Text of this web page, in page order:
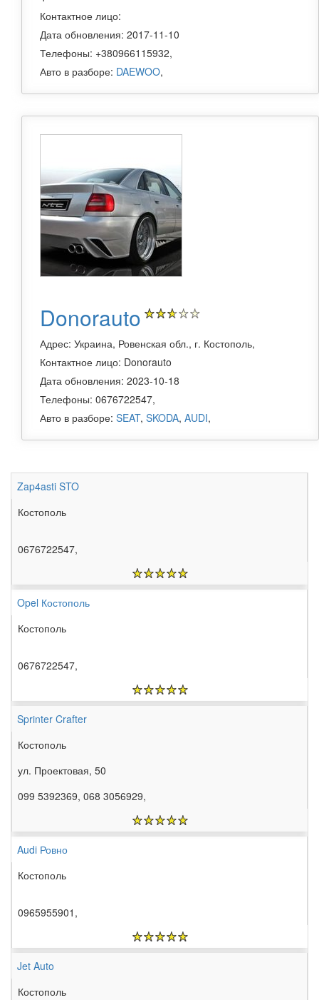
Контактное лицо:
Дата обновления: 2017-11-10
Телефоны: +380966115932,
Авто в разборе: DAEWOO,
Donorauto
Адрес: Украина, Ровенская обл., г. Костополь,
Контактное лицо: Donorauto
Дата обновления: 2023-10-18
Телефоны: 0676722547,
Авто в разборе: SEAT, SKODA, AUDI,
Zap4asti STO
Костополь
0676722547,
Opel Костополь
Костополь
0676722547,
Sprinter Crafter
Костополь
ул. Проектовая, 50
099 5392369, 068 3056929,
Audi Ровно
Костополь
0965955901,
Jet Auto
Костополь